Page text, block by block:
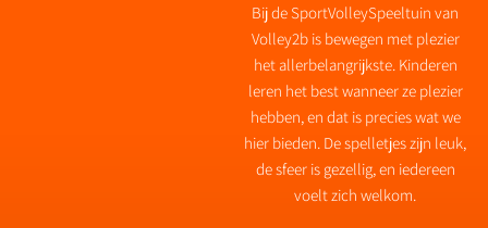
Bij de SportVolleySpeeltuin van
Volley2b is bewegen met plezier
het allerbelangrijkste. Kinderen
leren het best wanneer ze plezier
hebben, en dat is precies wat we
hier bieden. De spelletjes zijn leuk,
de sfeer is gezellig, en iedereen
voelt zich welkom.